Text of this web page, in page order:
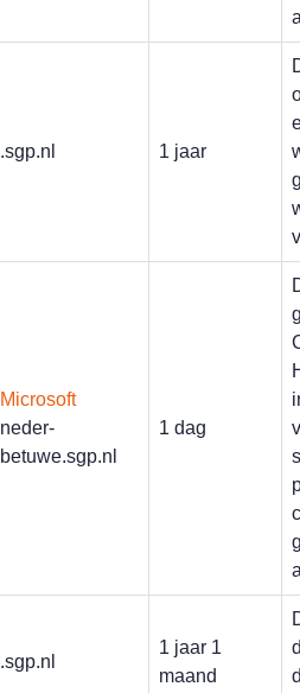
.sgp.nl 1 jaar
Microsoft
neder-
betuwe.sgp.nl
1 dag
.sgp.nl
1 jaar 1
maand